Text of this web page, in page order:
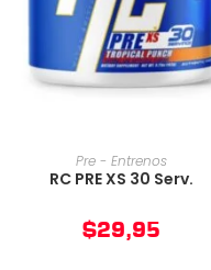
AÑADIR AL CARRITO
Pre - Entrenos
RC PRE XS 30 Serv.
$29,95